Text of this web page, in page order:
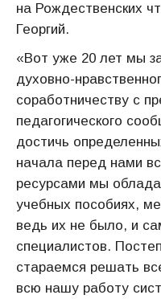
на Рождественских
Георгий.
«Вот уже 20 лет мы
духовно-
соработничеству с
педагогического
достичь
начала перед нами
ресурсами мы
учебных пособиях,
ведь их не было, и
специалистов.
стараемся решать
всю нашу работу